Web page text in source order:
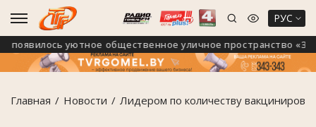
РУС
уютное общественное уличное пространство
Главная Новости Лидером по количеству